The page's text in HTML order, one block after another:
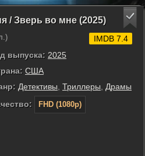
/ Зверь во мне (2025)
выпуска: 2025
США
Детективы Триллеры
Драмы
FHD (1080p)
IMDB 7.4